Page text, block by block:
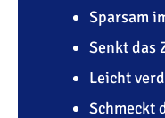
Sparsam
Senkt das
Leicht
Schmeckt